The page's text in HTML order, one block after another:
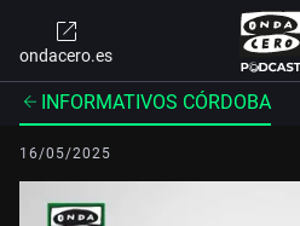
ondacero.es
INFORMATIVOS CÓRDOBA
16/05/2025